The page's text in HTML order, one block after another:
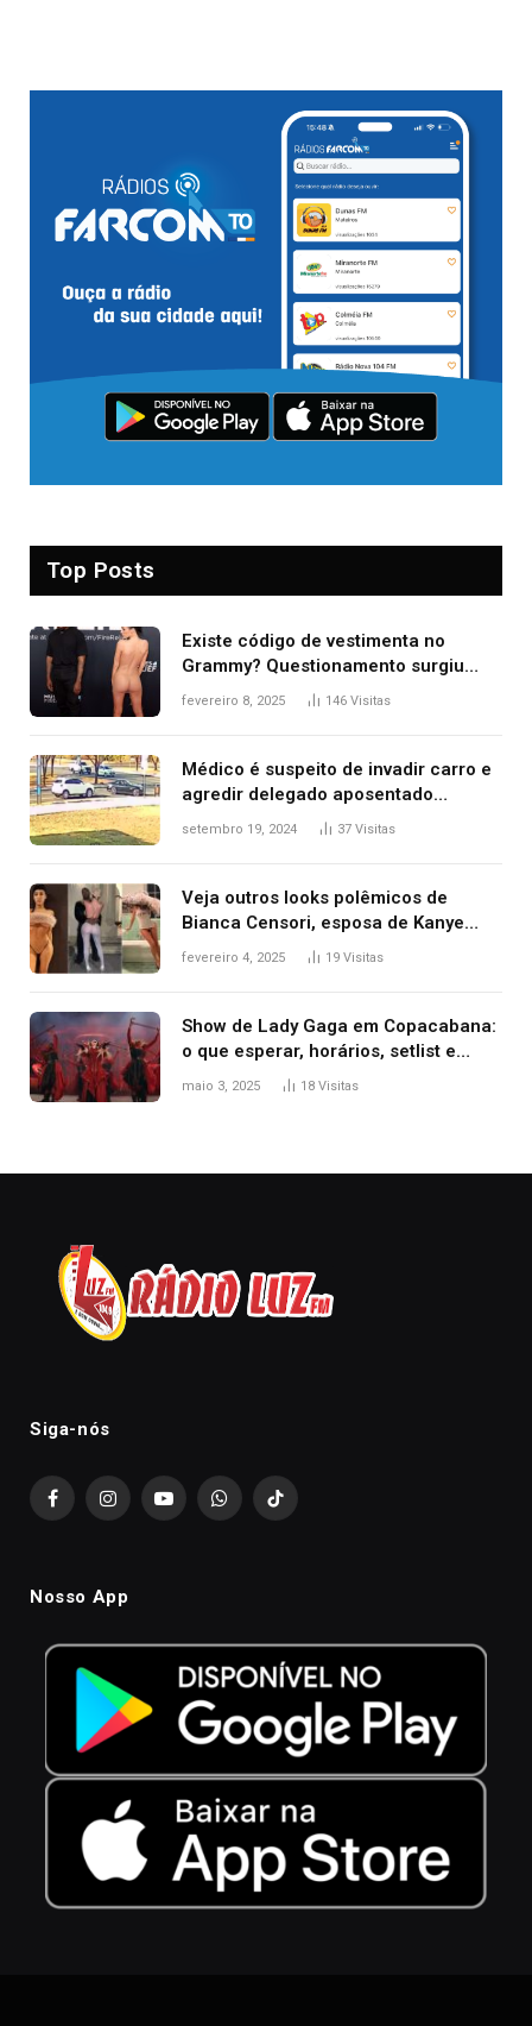
Top Posts
Existe código de vestimenta no
Grammy? Questionamento surgiu
após Bianca Censori, mulher de
fevereiro 8, 2025 146 Visitas
Médico é suspeito de invadir carro e
agredir delegado aposentado
durante confusão no trânsito
setembro 19, 2024 37 Visitas
Veja outros looks polêmicos de
Bianca Censori, esposa de Kanye
West que apareceu nua no Grammy
fevereiro 4, 2025 19 Visitas
Show de Lady Gaga em Copacabana:
o que esperar, horários, setlist e
onde assistir
maio 3, 2025 18 Visitas
Siga-nós
FacebookInstagramYouTubeWhatsAppTikTok
Nosso App